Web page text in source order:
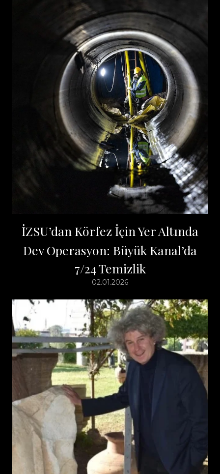
İZSU’dan Körfez İçin Yer Altında
Dev Operasyon: Büyük Kanal’da
7/24 Temizlik
02.01.2026